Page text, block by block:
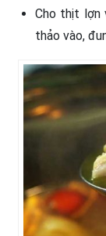
Cho thịt lợn
thảo vào,